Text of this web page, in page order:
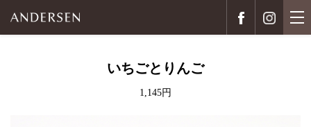
いちごとりんご
1,145円